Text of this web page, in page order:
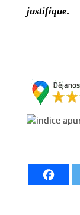
justifique.